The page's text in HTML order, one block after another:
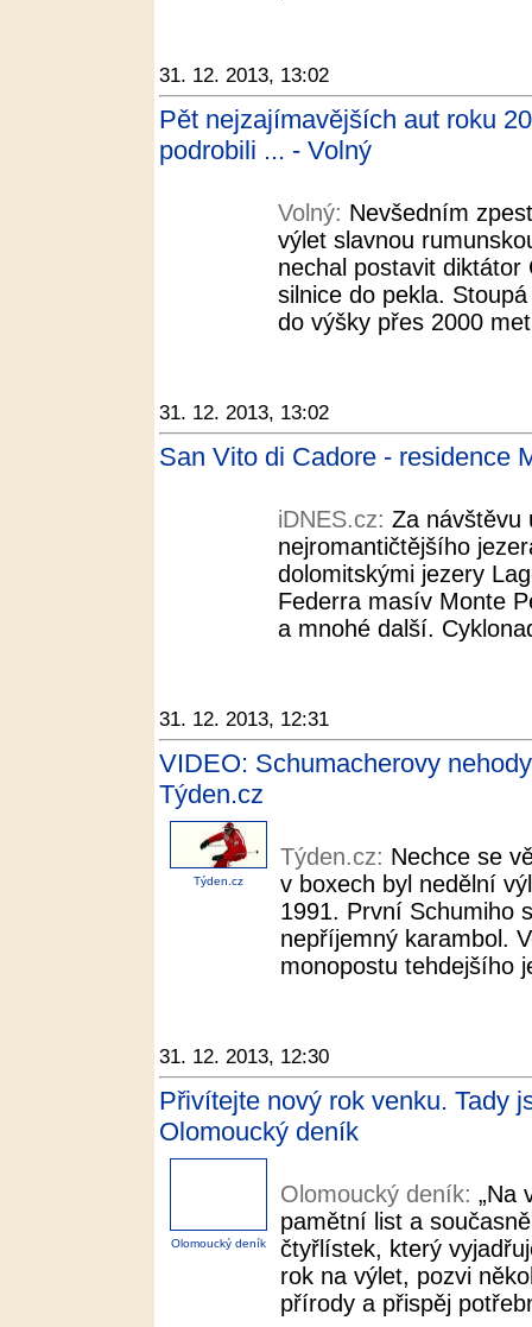
31. 12. 2013, 13:02
Pět nejzajímavějších aut roku
podrobili ... - Volný
Volný: Nevšedním
výlet slavnou
nechal postavit
silnice do pekla.
do výšky přes 2000
31. 12. 2013, 13:02
San Vito di Cadore - residence
iDNES.cz: Za návštěvu
nejromantičtějšího
dolomitskými jezery
Federra masív Monte
a mnohé další.
31. 12. 2013, 12:31
VIDEO: Schumacherovy
Týden.cz
Týden.cz
Týden.cz: Nechce se
v boxech byl nedělní
1991. První Schumiho
nepříjemný karambol.
monopostu tehdejšího
31. 12. 2013, 12:30
Přivítejte nový rok venku. Tady
Olomoucký deník
Olomoucký deník
Olomoucký deník: „Na
pamětní list a
čtyřlístek, který
rok na výlet, pozvi
přírody a přispěj